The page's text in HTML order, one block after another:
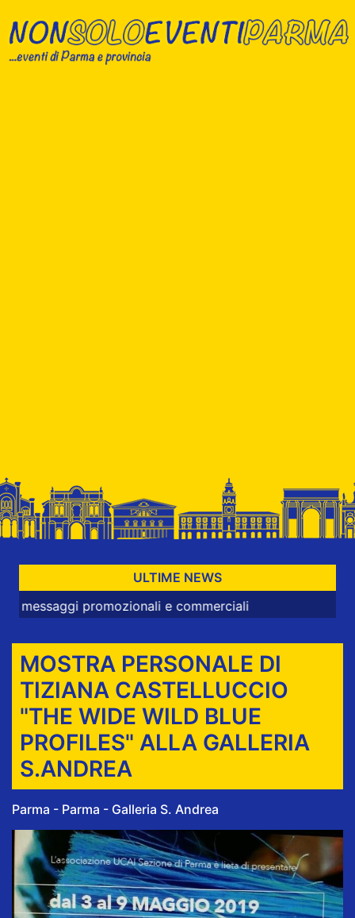
ULTIME NEWS
promozionali e commerciali
MOSTRA PERSONALE DI
TIZIANA CASTELLUCCIO
"THE WIDE WILD BLUE
PROFILES" ALLA GALLERIA
S.ANDREA
Parma - Parma - Galleria S. Andrea